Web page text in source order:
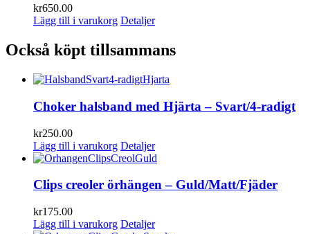
kr650.00
Lägg till i varukorg Detaljer
Också köpt tillsammans
Choker halsband med Hjärta – Svart/4-radigt
kr250.00
Lägg till i varukorg Detaljer
Clips creoler örhängen – Guld/Matt/Fjäder
kr175.00
Lägg till i varukorg Detaljer